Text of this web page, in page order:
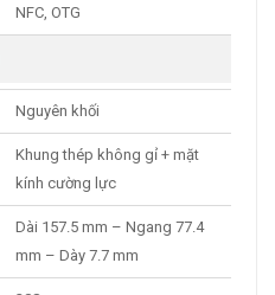
NFC, OTG
Nguyên khối
Khung thép không gỉ + mặt
kính cường lực
Dài 157.5 mm – Ngang 77.4
mm – Dày 7.7 mm